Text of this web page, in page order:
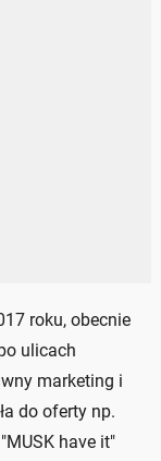
roku, obecnie
ulicach
marketing i
do oferty np.
have it"